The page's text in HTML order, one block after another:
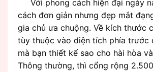
Với phong cách hiện đại ngày
cách đơn giản nhưng đẹp mắt
gia chủ ưa chuộng. Về kích thước
tùy thuộc vào diện tích phía trước
mà bạn thiết kế sao cho hài hòa
Thông thường, thì cổng rộng